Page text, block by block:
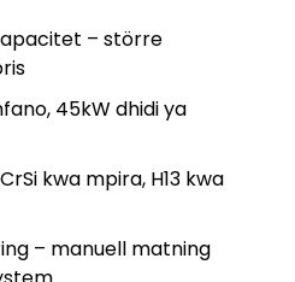
– större
45kW dhidi ya
kwa mpira, H13 kwa
– manuell matning